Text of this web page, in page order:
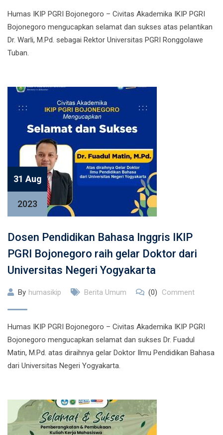
Humas IKIP PGRI Bojonegoro – Civitas Akademika IKIP PGRI
Bojonegoro mengucapkan selamat dan sukses atas pelantikan
Dr. Warli, M.Pd. sebagai Rektor Universitas PGRI Ronggolawe
Tuban.
31 Aug
2023
Dosen Pendidikan Bahasa Inggris IKIP
PGRI Bojonegoro raih gelar Doktor dari
Universitas Negeri Yogyakarta
By humasikip Berita Umum (0) Comment
Humas IKIP PGRI Bojonegoro – Civitas Akademika IKIP PGRI
Bojonegoro mengucapkan selamat dan sukses Dr. Fuadul
Matin, M.Pd. atas diraihnya gelar Doktor Ilmu Pendidikan Bahasa
dari Universitas Negeri Yogyakarta.